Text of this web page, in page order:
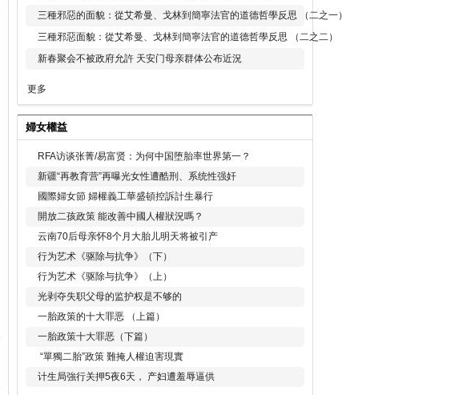
三種邪惡的面貌：從艾希曼、戈林到簡寧法官的道德哲學反思 （二之一）
三種邪惡面貌：從艾希曼、戈林到簡寧法官的道德哲學反思 （二之二）
新春聚会不被政府允許 天安门母亲群体公布近況
更多
婦女權益
RFA访谈张菁/易富贤：为何中国堕胎率世界第一？
新疆“再教育营”再曝光女性遭酷刑、系统性强奸
國際婦女節 婦權義工華盛頓控訴計生暴行
開放二孩政策 能改善中國人權狀況嗎？
云南70后母亲怀8个月大胎儿明天将被引产
行为艺术《驱除与抗争》（下）
行为艺术《驱除与抗争》（上）
光剥夺失职父母的监护权是不够的
一胎政策的十大罪恶 （上篇）
一胎政策十大罪恶（下篇）
“單獨二胎”政策 難掩人權迫害現實
计生局強行关押5夜6天， 产妇遭羞辱逼供